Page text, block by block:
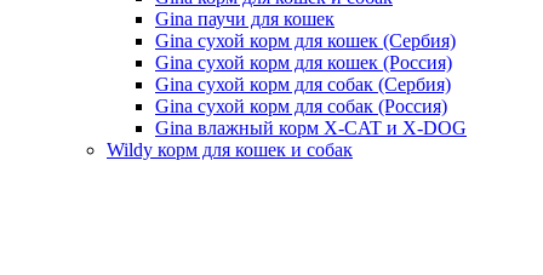
Gina паучи для кошек
Gina сухой корм для кошек (Сербия)
Gina сухой корм для кошек (Россия)
Gina сухой корм для собак (Сербия)
Gina сухой корм для собак (Россия)
Gina влажный корм X-CAT и X-DOG
Wildy корм для кошек и собак